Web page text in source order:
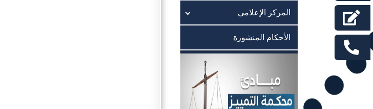
المركز الإعلامي
الأحكام المنشورة